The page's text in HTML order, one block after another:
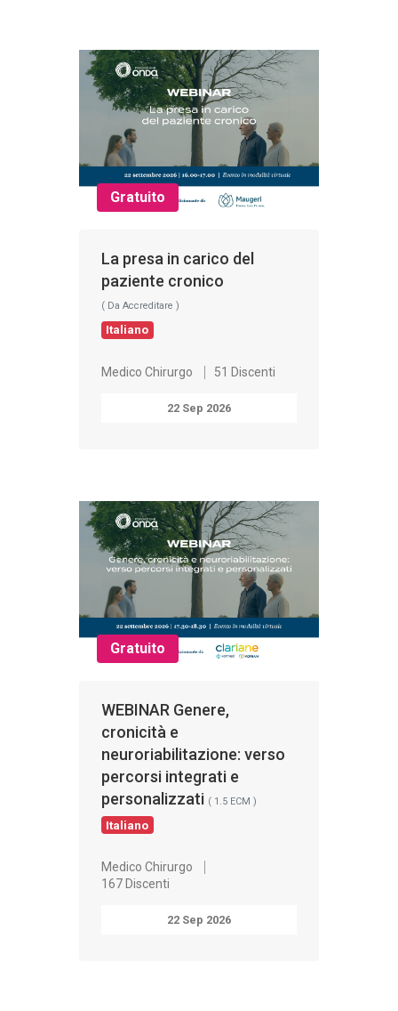
Gratuito
La presa in carico del
paziente cronico
( Da Accreditare )
Italiano
Medico Chirurgo 51 Discenti
22 Sep 2026
Gratuito
WEBINAR Genere,
cronicità e
neuroriabilitazione: verso
percorsi integrati e
personalizzati ( 1.5 ECM )
Italiano
Medico Chirurgo
167 Discenti
22 Sep 2026